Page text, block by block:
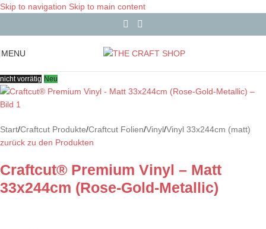
Skip to navigation Skip to main content
MENU
nicht vorrätig Neu
Start/Craftcut Produkte/Craftcut Folien/Vinyl/Vinyl 33x244cm (matt)
zurück zu den Produkten
Craftcut® Premium Vinyl – Matt
33x244cm (Rose-Gold-Metallic)